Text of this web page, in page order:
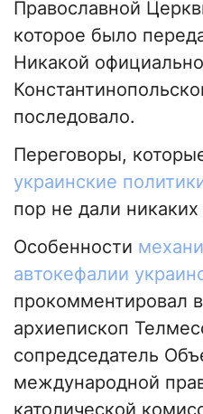
Православной
которое было
Никакой
последовало.
Переговоры,
украинские
пор не дали никаких
Особенности
автокефалии
прокомментировал
архиепископ
сопредседатель
международной